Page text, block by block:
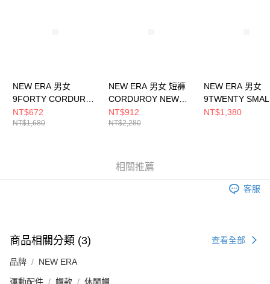
NEW ERA 男女
9FORTY CORDUROY
NEW ERA
NE13956973
NT$672
NT$1,680
NEW ERA 男女 短褲
CORDUROY NEW
ERA NE13957288
NT$912
NT$2,280
NEW ERA 男女
9TWENTY
NEW ERA FW25
NT$1,380
相關推薦
客服
商品相關分類 (3) 查看全部
品牌 NEW ERA
運動配件 帽款 休閒帽